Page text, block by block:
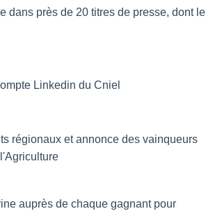
dans près de 20 titres de presse, dont le
Linkedin du Cniel
régionaux et annonce des vainqueurs
auprès de chaque gagnant pour